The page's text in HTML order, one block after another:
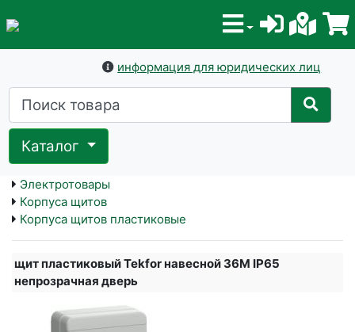
информация для юридических лиц
Каталог
Электротовары
Корпуса щитов
Корпуса щитов пластиковые
щит пластиковый Tekfor навесной 36М IP65
непрозрачная дверь